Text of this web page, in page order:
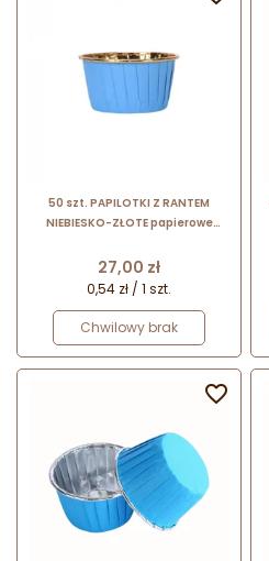
50 szt. PAPILOTKI Z RANTEM
NIEBIESKO-ZŁOTE papierowe
aluminiową powłoką w kolorze
złotym
Cena
27,00 zł
0,54 zł / 1 szt.
Chwilowy brak
